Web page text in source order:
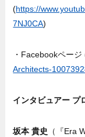
(https://
7NJ0CA)
・Facebookページ
Architects-
インタビュアー プ
坂本 貴史 （『Era